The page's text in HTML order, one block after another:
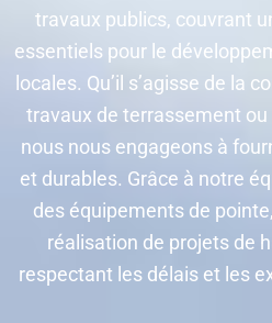
travaux publics, couvrant
essentiels pour le
locales. Qu’il s’agisse de la
travaux de terrassement ou
nous nous engageons à
et durables. Grâce à notre
des équipements de
réalisation de projets de
respectant les délais et les